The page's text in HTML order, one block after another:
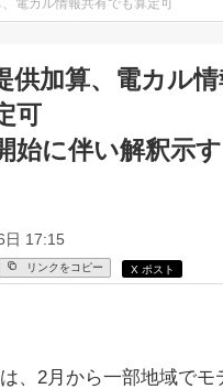
電カル情報共有でも算定可
供加算、電カル
可
始に伴い解釈示
日 17:15
リンクをコピー X ポスト
、2月から一部地域でモ